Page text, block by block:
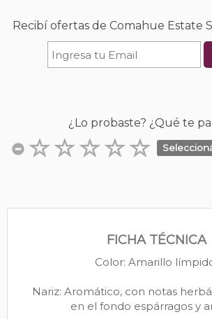
Recibí ofertas de Comahue Estate
¿Lo probaste? ¿Qué te
FICHA TÉCNICA
Color: Amarillo
Nariz: Aromático, con notas
en el fondo espárragos y